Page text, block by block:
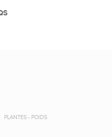
PLANTES - POIDS